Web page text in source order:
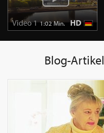
Video 1 1:02 Min. HD
Blog-Artikel